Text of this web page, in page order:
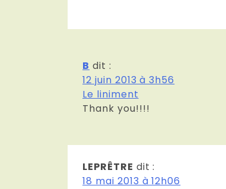
B dit :
12 juin 2013 à 3h56
Le liniment
Thank you!!!!
LEPRÊTRE dit :
18 mai 2013 à 12h06